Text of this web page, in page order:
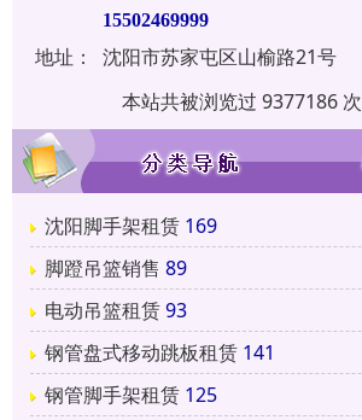
15502469999
地址：
沈阳市苏家屯区山榆路21号
本站共被浏览过 9377186 次
沈阳脚手架租赁 169
脚蹬吊篮销售 89
电动吊篮租赁93
钢管盘式移动跳板租赁 141
钢管脚手架租赁 125